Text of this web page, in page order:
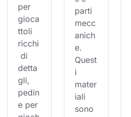
per
gioca
ttoli
ricchi
di
detta
gli,
pedin
e per
parti
mecc
anich
e.
Quest
i
mater
iali
sono